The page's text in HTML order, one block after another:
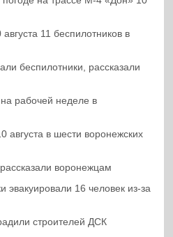
11 беспилотников в
беспилотники, рассказали
рабочей неделе в
в шести воронежских
воронежцам
эвакуировали 16 человек из-за
строителей ДСК